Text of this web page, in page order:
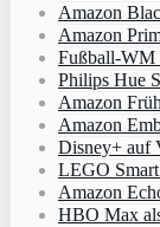
Amazon
Amazon
Fußball-WM
Philips Hue
Amazon
Amazon
Disney+ auf
LEGO
Amazon
HBO Max